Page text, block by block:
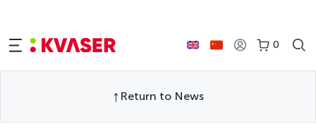
0
Return to News